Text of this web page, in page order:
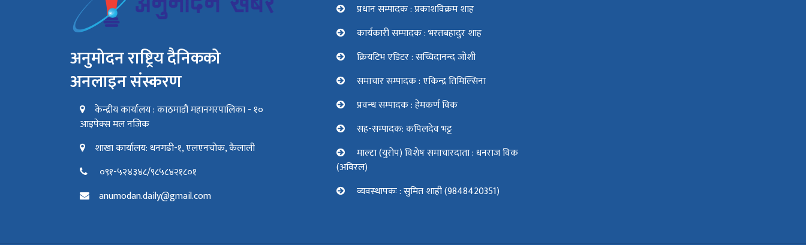
अनुमोदन राष्ट्रिय दैनिकको
अनलाइन संस्करण
केन्द्रीय कार्यालय : काठमाडौं महानगरपालिका - १०
आइपेक्स मल नजिक
शाखा कार्यालय: धनगढी-१, एलएनचोक, कैलाली
०९१-५२४३४८/९८५८४२१८०१
anumodan.daily@gmail.com
प्रधान सम्पादक : प्रकाशविक्रम शाह
कार्यकारी सम्पादक : भरतबहादुर शाह
क्रियटिभ एडिटर : सच्चिदानन्द जोशी
समाचार सम्पादक : एकिन्द्र तिमिल्सिना
प्रवन्ध सम्पादक : हेमकर्ण विक
सह-सम्पादक: कपिलदेव भट्ट
माल्टा (युरोप) विशेष समाचारदाता : धनराज विक
(अविरल)
व्यवस्थापकः : सुमित शाही (9848420351)